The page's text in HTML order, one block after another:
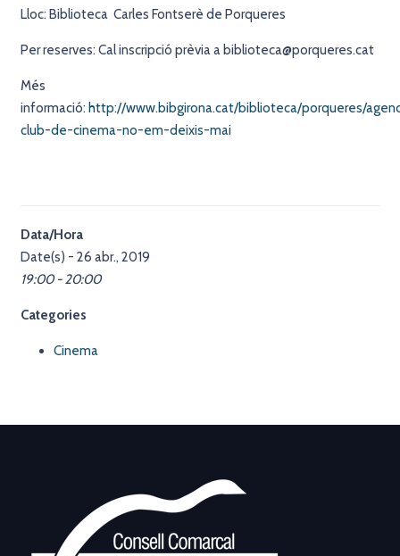
Lloc: Biblioteca Carles Fontserè de Porqueres
Per reserves: Cal inscripció prèvia a biblioteca@porqueres.cat
Més
informació: http://www.bibgirona.cat/biblioteca/porqueres/
club-de-cinema-no-em-deixis-mai
Data/Hora
Date(s) - 26 abr., 2019
19:00 - 20:00
Categories
Cinema